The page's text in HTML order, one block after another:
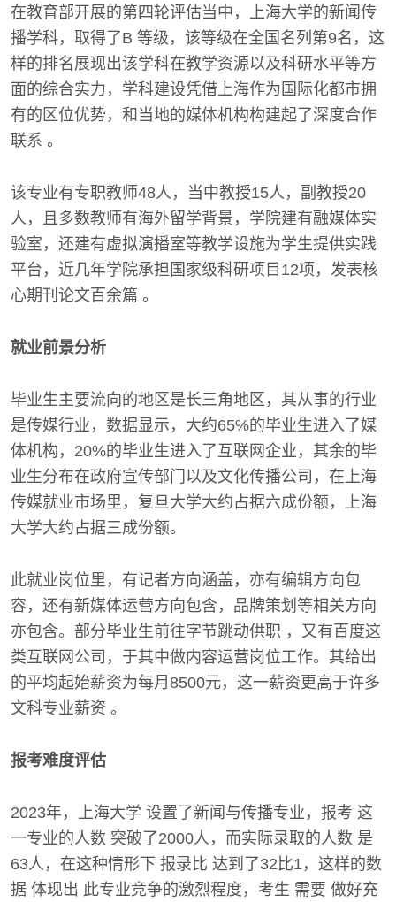
在教育部开展的第四轮评估当中，上海大学的新闻传
播学科，取得了B 等级，该等级在全国名列第9名，这
样的排名展现出该学科在教学资源以及科研水平等方
面的综合实力，学科建设凭借上海作为国际化都市拥
有的区位优势，和当地的媒体机构构建起了深度合作
联系 。
该专业有专职教师48人，当中教授15人，副教授20
人，且多数教师有海外留学背景，学院建有融媒体实
验室，还建有虚拟演播室等教学设施为学生提供实践
平台，近几年学院承担国家级科研项目12项，发表核
心期刊论文百余篇 。
就业前景分析
毕业生主要流向的地区是长三角地区，其从事的行业
是传媒行业，数据显示，大约65%的毕业生进入了媒
体机构，20%的毕业生进入了互联网企业，其余的毕
业生分布在政府宣传部门以及文化传播公司，在上海
传媒就业市场里，复旦大学大约占据六成份额，上海
大学大约占据三成份额。
此就业岗位里，有记者方向涵盖，亦有编辑方向包
容，还有新媒体运营方向包含，品牌策划等相关方向
亦包含。部分毕业生前往字节跳动供职 ，又有百度这
类互联网公司，于其中做内容运营岗位工作。其给出
的平均起始薪资为每月8500元，这一薪资更高于许多
文科专业薪资 。
报考难度评估
2023年，上海大学 设置了新闻与传播专业，报考 这
一专业的人数 突破了2000人，而实际录取的人数 是
63人，在这种情形下 报录比 达到了32比1，这样的数
据 体现出 此专业竞争的激烈程度，考生 需要 做好充